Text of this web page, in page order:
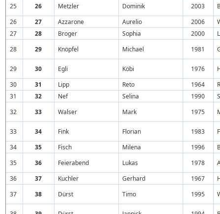
25
26 Metzler Dominik 2003
26
27 Azzarone Aurelio 2006
27
28 Broger Sophia 2000
28
29 Knöpfel Michael 1981
29 30 Egli Köbi 1976
30
31 Lipp Reto 1964
31
32 Nef Selina 1990
32
33 Walser Mark 1975
33 34 Fink Florian 1983
34
35 Fisch Milena 1996
35
36 Feierabend Lukas 1978
36
37 Kuchler Gerhard 1967
37
38 Dürst Timo 1995